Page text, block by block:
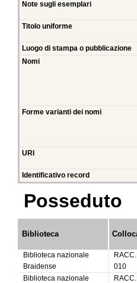
Note sugli esemplari
Titolo uniforme
Luogo di stampa o pubblicazione
Nomi
Forme varianti dei nomi
URI
Identificativo record
Posseduto
Biblioteca
Biblioteca nazionale
Braidense
010
Biblioteca nazionale